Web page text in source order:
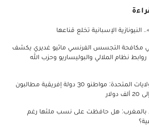
النيونازية الإسبانية تخلع قناعها
مكافحة التجسس الفرنسي ماثيو غديري يكشف
نظام الملالي والبوليساريو وحزب الله
تأشيرة الدخول للولايات المتحدة: مواطنو 30 دولة إفريقية مطالبون
بالمغرب: هل حافظت على نسب ملئها رغم